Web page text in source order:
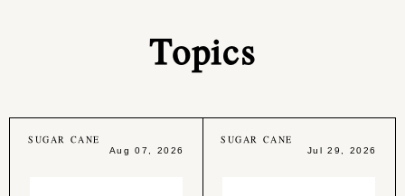
Topics
SUGAR CANE
Aug 07, 2026
SUGAR CANE
Jul 29, 2026